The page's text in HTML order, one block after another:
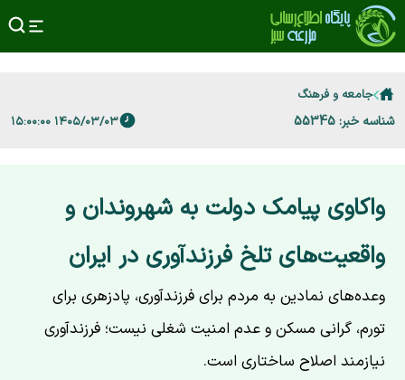
جامعه و فرهنگ
شناسه خبر: 55345 ۱۴۰۵/۰۳/۰۳ ۱۵:۰۰:۰۰
واکاوی پیامک دولت به شهروندان و
واقعیت‌های تلخ فرزندآوری در ایران
وعده‌های نمادین به مردم برای فرزندآوری، پادزهری برای
تورم، گرانی مسکن و عدم امنیت شغلی نیست؛ فرزندآوری
نیازمند اصلاح ساختاری است.